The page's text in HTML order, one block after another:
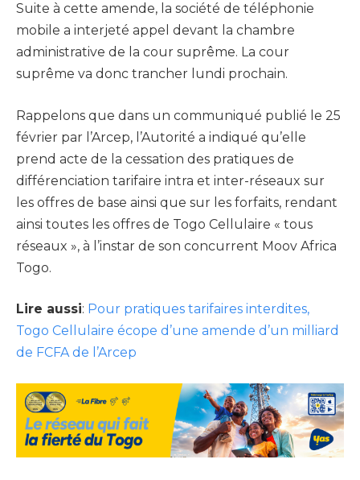
Suite à cette amende, la société de téléphonie
mobile a interjeté appel devant la chambre
administrative de la cour suprême. La cour
suprême va donc trancher lundi prochain.
Rappelons que dans un communiqué publié le 25
février par l’Arcep, l’Autorité a indiqué qu’elle
prend acte de la cessation des pratiques de
différenciation tarifaire intra et inter-réseaux sur
les offres de base ainsi que sur les forfaits, rendant
ainsi toutes les offres de Togo Cellulaire « tous
réseaux », à l’instar de son concurrent Moov Africa
Togo.
Lire aussi: Pour pratiques tarifaires interdites,
Togo Cellulaire écope d’une amende d’un milliard
de FCFA de l’Arcep